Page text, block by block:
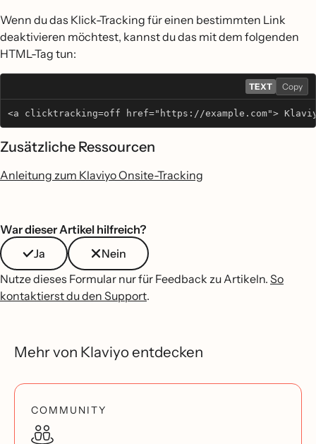
Wenn du das Klick-Tracking für einen bestimmten Link
deaktivieren möchtest, kannst du das mit dem folgenden
HTML-Tag tun:
TEXT Copy
<a clicktracking=off href="https://example.com"> Klaviyo
Zusätzliche Ressourcen
Anleitung zum Klaviyo Onsite-Tracking
War dieser Artikel hilfreich?
Ja
Nein
Nutze dieses Formular nur für Feedback zu Artikeln. So
kontaktierst du den Support.
Mehr von Klaviyo entdecken
COMMUNITY